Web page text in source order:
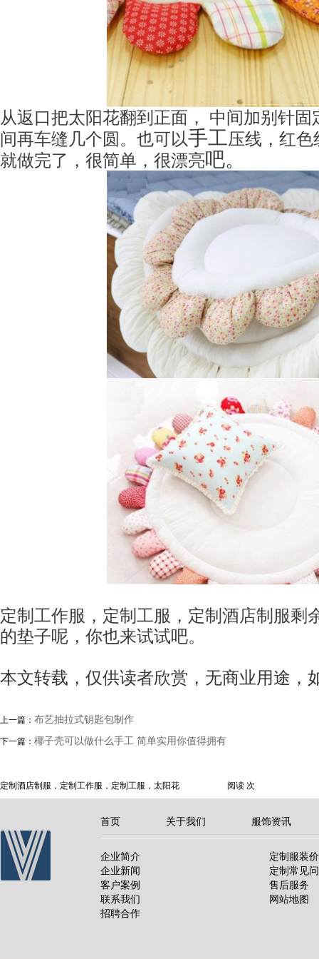
从返口把太阳花翻到正面， 中间加别针固
间再车缝几个圆。 也可以手工压线，红
就做完了，很简单，很漂亮吧。
定制工作服，定制工服，定制酒店制服剩
的垫子呢，你也来试试吧。
本文转载，仅供读者欣赏，无商业用途，
上一篇： 布艺抽拉式钥匙包制作
下一篇： 椰子壳可以做什么手工 简单实用你值得拥有
定制酒店制服，定制工作服，定制工服，太阳花 阅读次
首页 关于我们 服饰资讯
企业简介
企业新闻
客户案例
联系我们
招聘合作
定制服装
定制常见
售后服务
网站地图